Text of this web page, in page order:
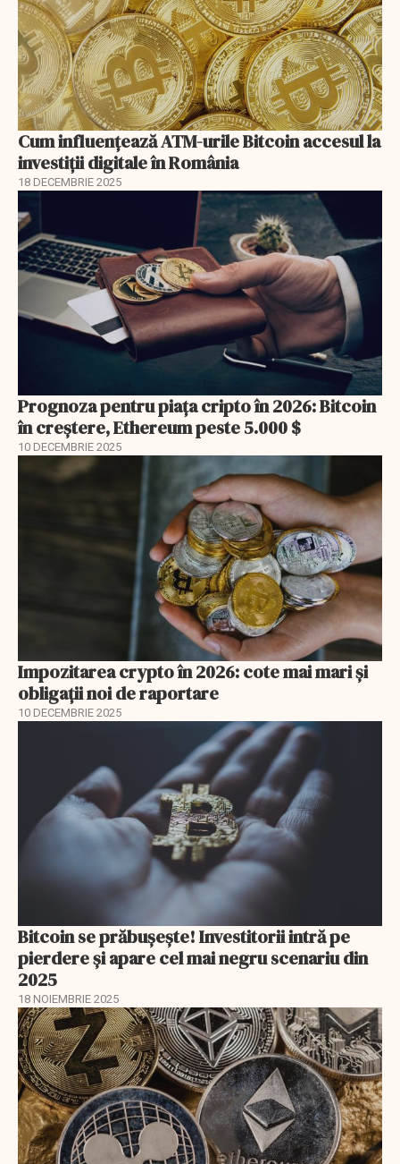
Cum influențează ATM-urile Bitcoin accesul la
investiții digitale în România
18 DECEMBRIE 2025
Prognoza pentru piața cripto în 2026: Bitcoin
în creștere, Ethereum peste 5.000 $
10 DECEMBRIE 2025
Impozitarea crypto în 2026: cote mai mari și
obligații noi de raportare
10 DECEMBRIE 2025
Bitcoin se prăbușește! Investitorii intră pe
pierdere și apare cel mai negru scenariu din
2025
18 NOIEMBRIE 2025